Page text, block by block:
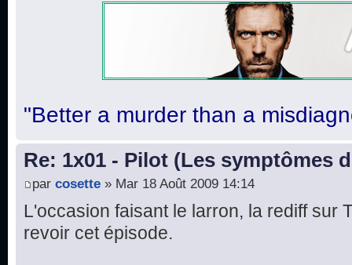
"Better a murder than a
Re: 1x01 - Pilot (Les symptômes
par cosette » Mar 18 Août 2009 14:14
L'occasion faisant le larron, la rediff sur
revoir cet épisode.